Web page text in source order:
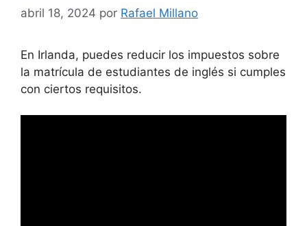
abril 18, 2024 por Rafael Millano
En Irlanda, puedes reducir los impuestos sobre
la matrícula de estudiantes de inglés si cumples
con ciertos requisitos.